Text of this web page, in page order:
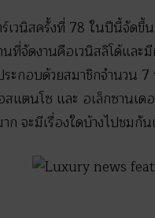
เวนิสครั้งที่ 78 ในปีนี้จัดขึ้น
ที่จัดงานคือเวนิสลิโด้และ
ะกอบด้วยสมาชิกจำนวน
สแตนโซ และ อเล็กซาน
ก จะมีเรื่องใดบ้างไปชมกั